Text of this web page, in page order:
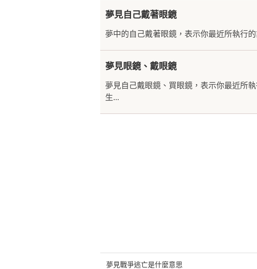
夢見自己戴著眼鏡
夢中的自己戴著眼鏡，表示你最近所執行
夢見眼鏡、戴眼鏡
夢見自己戴眼鏡、買眼鏡，表示你最近所
生...
夢見戰爭逃亡是什麼意思